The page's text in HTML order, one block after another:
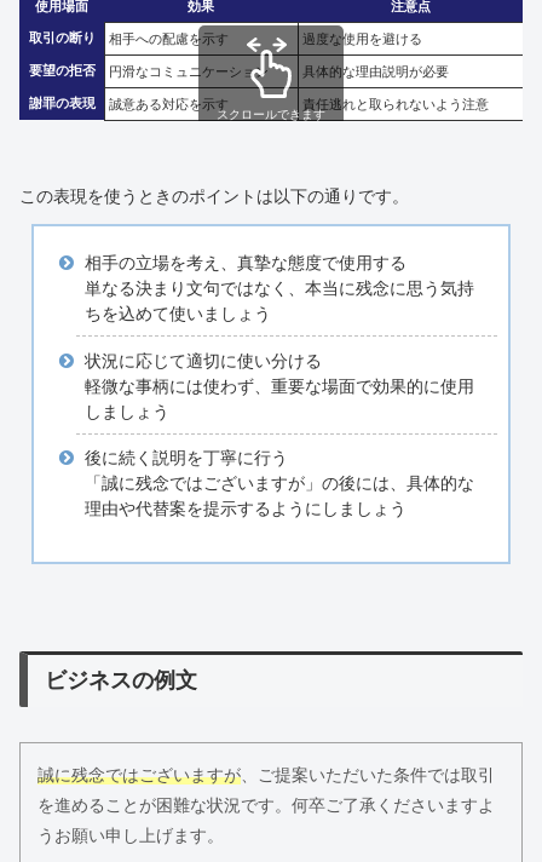
使用場面 効果 注意点
取引の断り 相手への配慮を示す 過度な使用を避ける
要望の拒否 円滑なコミュニケーション 具体的な理由説明が必要
謝罪の表現 誠意ある対応を示す 責任逃れと取られないよう注意
スクロールできます
この表現を使うときのポイントは以下の通りです。
相手の立場を考え、真摯な態度で使用する
単なる決まり文句ではなく、本当に残念に思う気持
ちを込めて使いましょう
状況に応じて適切に使い分ける
軽微な事柄には使わず、重要な場面で効果的に使用
しましょう
後に続く説明を丁寧に行う
「誠に残念ではございますが」の後には、具体的な
理由や代替案を提示するようにしましょう
ビジネスの例文
誠に残念ではございますが、ご提案いただいた条件では取引
を進めることが困難な状況です。何卒ご了承くださいますよ
うお願い申し上げます。